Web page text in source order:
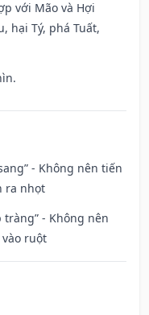
với Mão và Hợi
hại Tý, phá Tuất,
- Không nên tiến
ra nhọt
tràng” - Không nên
ruột